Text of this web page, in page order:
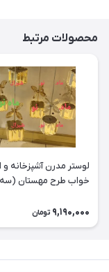
محصولات مرتبط
لوستر مدرن آشپزخانه و
خواب طرح مهستان (سه
9,190,000 تومان